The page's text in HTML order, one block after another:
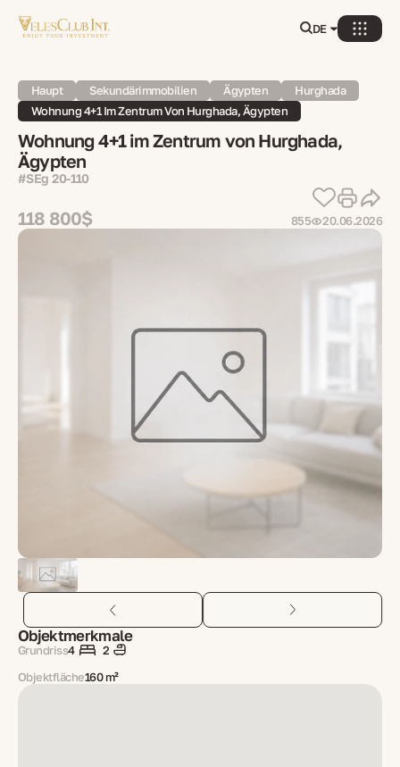
DE
Haupt Sekundärimmobilien Ägypten
Hurghada
Wohnung 4+1 Im Zentrum Von Hurghada, Ägypten
Wohnung 4+1 im Zentrum von Hurghada,
Ägypten
#SEg 20-110
118 800$ 855 20.06.2026
Objektmerkmale
Grundriss4
2
Objektfläche160 m²